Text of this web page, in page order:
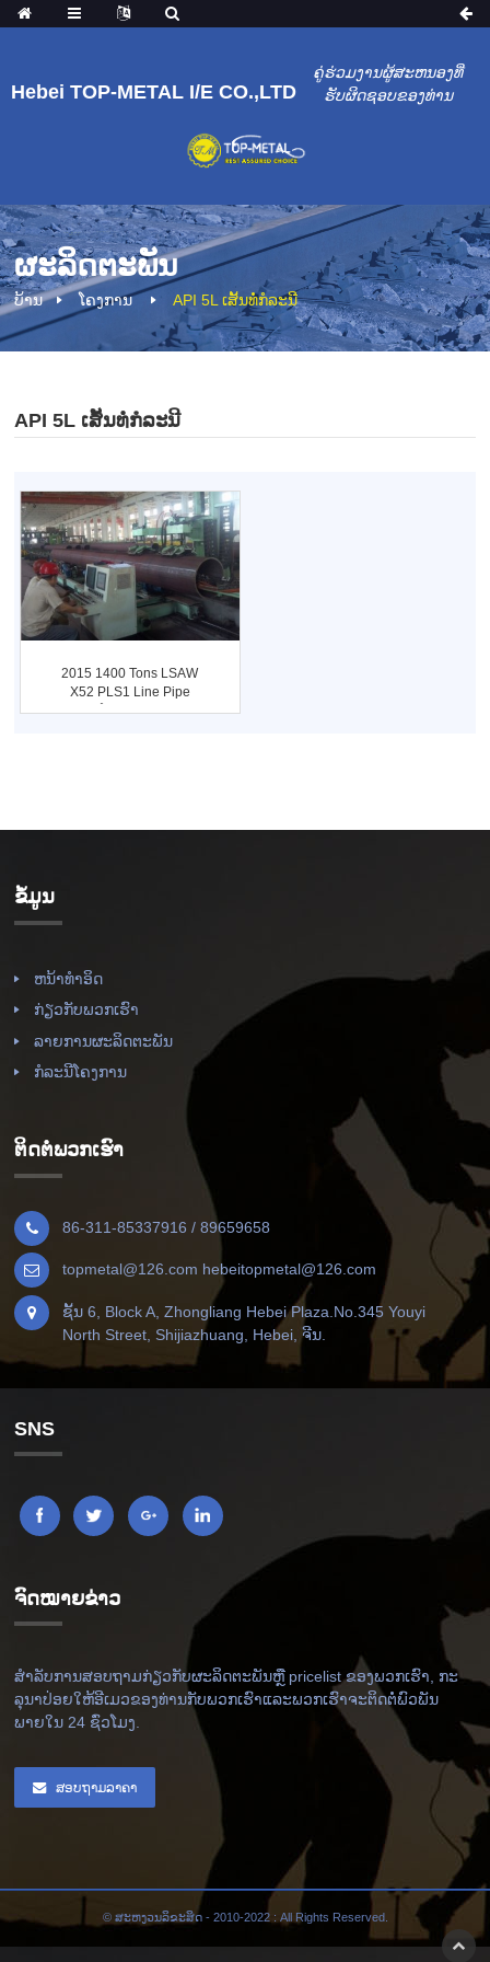
Hebei TOP-METAL I/E CO.,LTD
ຄູ່ຮ່ວມງານຜູ້ສະຫນອງທີ່
ຮັບຜິດຊອບຂອງທ່ານ
ຜະລິດຕະພັນ
ບ້ານ ໂຄງການ API 5L ເສັ້ນທໍ່ກໍລະນີ
API 5L ເສັ້ນທໍ່ກໍລະນີ
2015 1400 Tons LSAW
X52 PLS1 Line Pipe
ໂຄງການ ...
ຂໍ້ມູນ
ຫນ້າທໍາອິດ
ກ່ຽວ​ກັບ​ພວກ​ເຮົາ
ລາຍການຜະລິດຕະພັນ
ກໍລະນີໂຄງການ
ຕິດ​ຕໍ່​ພວກ​ເຮົາ
86-311-85337916 / 89659658
topmetal@126.com hebeitopmetal@126.com
ຊັ້ນ 6, Block A, Zhongliang Hebei Plaza.No.345 Youyi
North Street, Shijiazhuang, Hebei, ຈີນ.
SNS
ຈົດໝາຍຂ່າວ
ສໍາ​ລັບ​ການ​ສອບ​ຖາມ​ກ່ຽວ​ກັບ​ຜະ​ລິດ​ຕະ​ພັນ​ຫຼື pricelist ຂອງ​ພວກ​ເຮົາ​, ກະ​
ລຸ​ນາ​ປ່ອຍ​ໃຫ້​ອີ​ເມວ​ຂອງ​ທ່ານ​ກັບ​ພວກ​ເຮົາ​ແລະ​ພວກ​ເຮົາ​ຈະ​ຕິດ​ຕໍ່​ພົວ​ພັນ​
ພາຍ​ໃນ 24 ຊົ່ວ​ໂມງ​.
ສອບຖາມລາຄາ
© ສະຫງວນລິຂະສິດ - 2010-2022 : All Rights Reserved.